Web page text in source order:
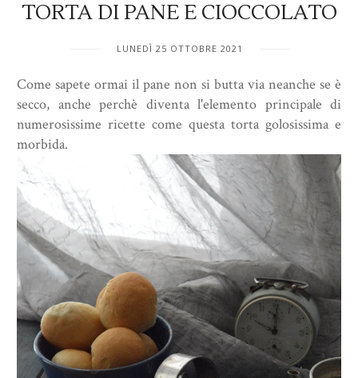
TORTA DI PANE E CIOCCOLATO
LUNEDÌ 25 OTTOBRE 2021
Come sapete ormai il pane non si butta via neanche se è
secco, anche perchè diventa l'elemento principale di
numerosissime ricette come questa torta golosissima e
morbida.